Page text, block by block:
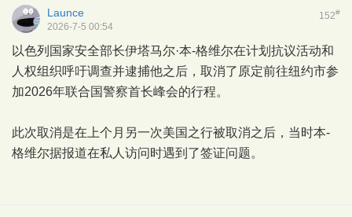
152#
Launce
2026-7-5 00:54
以色列国家安全部长伊塔马尔·本-格维尔在计划抗议活动和
人权组织呼吁调查并逮捕他之后，取消了原定前往纽约市参
加2026年联合国警察首长峰会的行程。
此次取消是在上个月另一次美国之行被取消之后，当时本-
格维尔据报道在私人访问时遇到了签证问题。